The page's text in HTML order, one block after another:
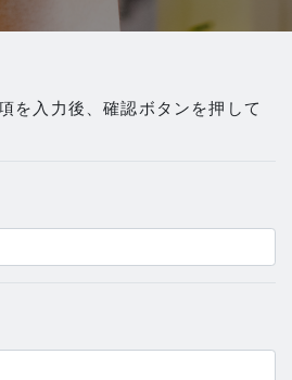
を⼊⼒後、確認ボタンを押して